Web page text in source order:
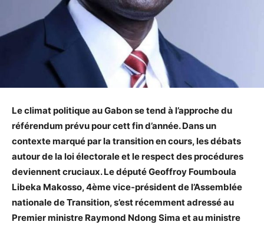
Le climat politique au Gabon se tend à l’approche du
référendum prévu pour cett fin d’année. Dans un
contexte marqué par la transition en cours, les débats
autour de la loi électorale et le respect des procédures
deviennent cruciaux. Le député Geoffroy Foumboula
Libeka Makosso, 4ème vice-président de l’Assemblée
nationale de Transition, s’est récemment adressé au
Premier ministre Raymond Ndong Sima et au ministre